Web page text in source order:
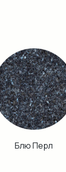
Блю Перл